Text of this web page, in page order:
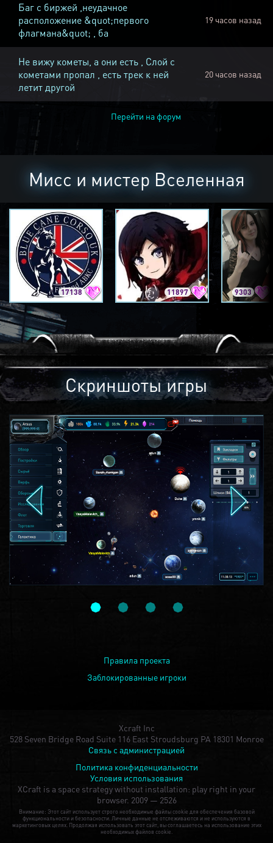
Баг с биржей ,неудачное
расположение &quot;первого
флагмана&quot; , ба
19 часов назад
Не вижу кометы, а они есть , Слой с
кометами пропал , есть трек к ней
летит другой
20 часов назад
Перейти на форум
Мисс и мистер Вселенная
17138 11897 9303
Скриншоты игры
Правила проекта
Заблокированные игроки
Xcraft Inc
528 Seven Bridge Road Suite 116 East Stroudsburg PA 18301 Monroe
Связь с администрацией
Политика конфиденциальности
Условия использования
XCraft is a space strategy without installation: play right in your
browser. 2009 — 2526
Внимание: Этот сайт использует строго необходимые файлы cookie для обеспечения базовой
функциональности и безопасности. Личные данные не отслеживаются и не используются в
маркетинговых целях. Продолжая использовать этот сайт, вы соглашаетесь на использование этих
необходимых файлов cookie.